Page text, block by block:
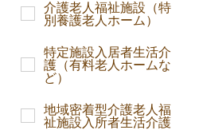
介護老人福祉施設（特
別養護老人ホーム）
特定施設入居者生活介
護（有料老人ホームな
ど）
地域密着型介護老人福
祉施設入所者生活介護